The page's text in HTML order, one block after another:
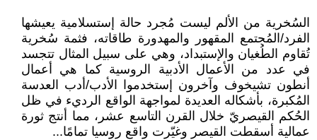
السُخرية من الألم ليست مُجرد حالة إستسلامية يعيشها
الفرد/المُجتمع المقهور والمهدورة طاقاته، فثمة سُخرية
تُقاوم الطُغيان والإستبداد، وهي على سبيل المثال تتجسد
في عدد من الأعمال الأدبية الروسية كما هي أعمال
أنطون تشيخوف وآخرون إستخدموا الأدب/أدب العدسة
المُكبرة، بأشكاله العديدة لمواجهة الواقع الرديء في ظل
الحُكم القيصريّ خلال القرن التاسع عشر، مما أنتج ثورة
عمالية أسقطت القيصر وغيّرت واقع روسيا تمامًا...